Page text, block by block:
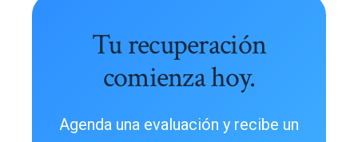
Tu recuperación
comienza hoy.
Agenda una evaluación y recibe un